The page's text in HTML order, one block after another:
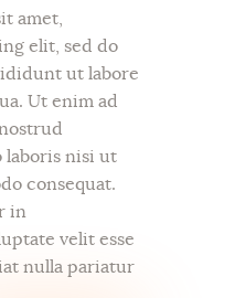
amet,
elit, sed do
ut labore
Ut enim ad
laboris nisi ut
consequat.
in
velit esse
nulla pariatur